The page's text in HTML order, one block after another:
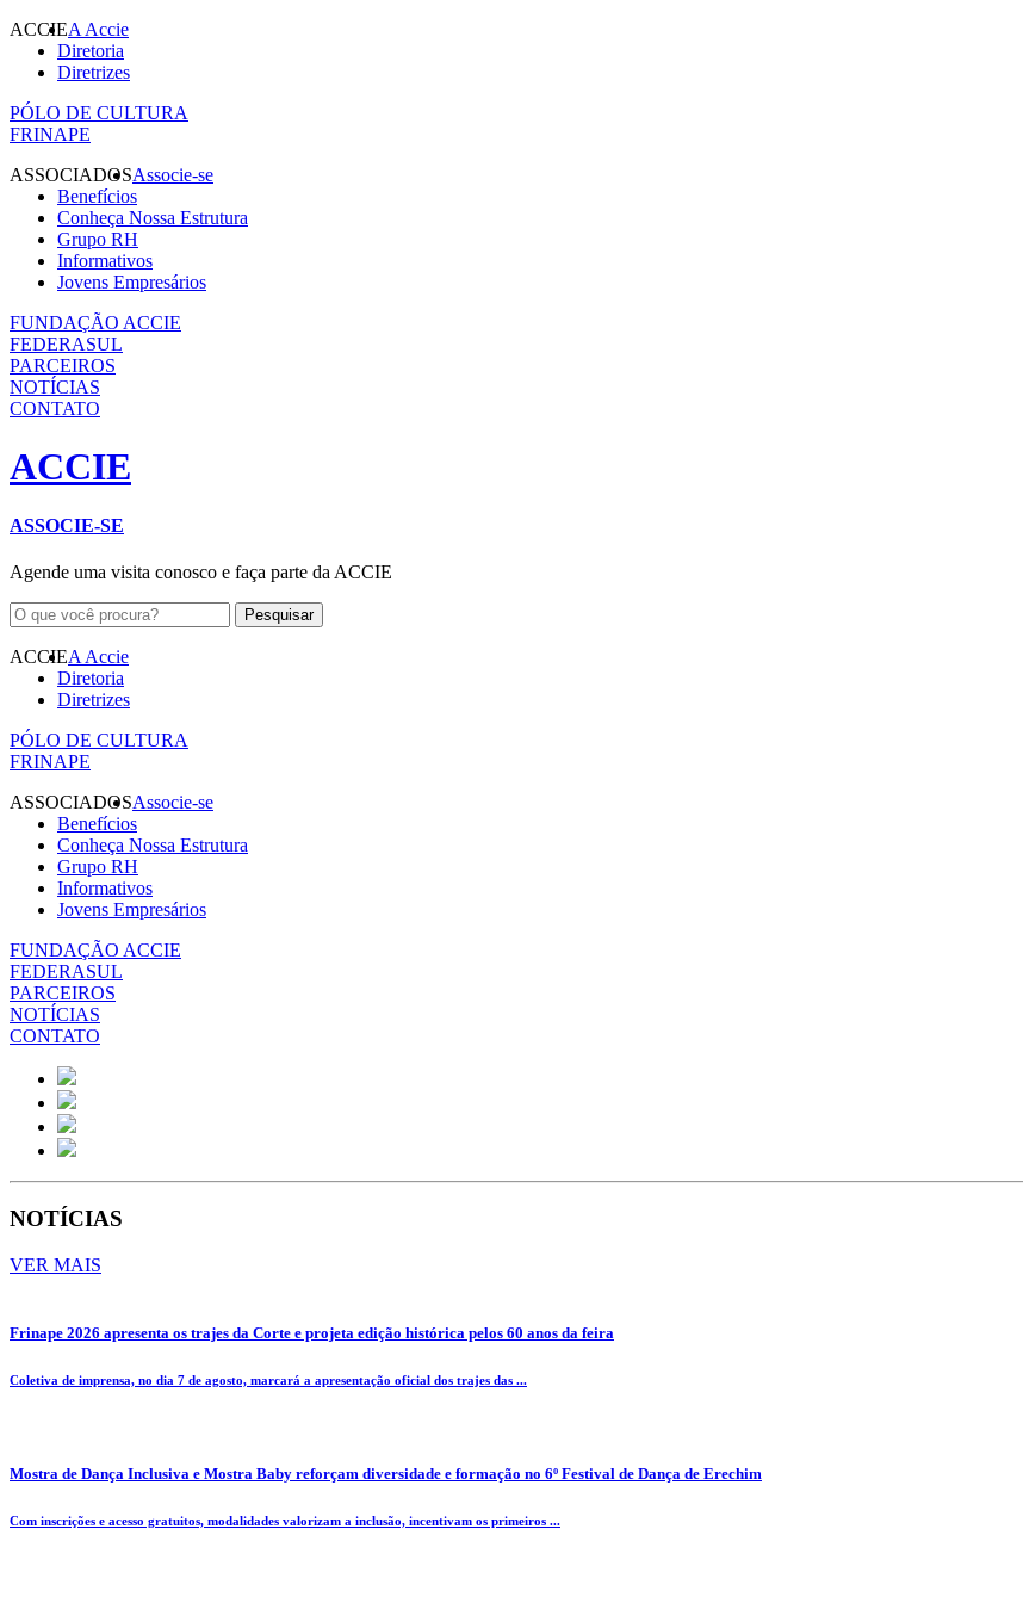
ACCIEA Accie
Diretoria
Diretrizes
PÓLO DE CULTURA
FRINAPE
ASSOCIADOSAssocie-se
Benefícios
Conheça Nossa Estrutura
Grupo RH
Informativos
Jovens Empresários
FUNDAÇÃO ACCIE
FEDERASUL
PARCEIROS
NOTÍCIAS
CONTATO
ACCIE
ASSOCIE-SE
Agende uma visita conosco e faça parte da ACCIE
ACCIEA Accie
Diretoria
Diretrizes
PÓLO DE CULTURA
FRINAPE
ASSOCIADOSAssocie-se
Benefícios
Conheça Nossa Estrutura
Grupo RH
Informativos
Jovens Empresários
FUNDAÇÃO ACCIE
FEDERASUL
PARCEIROS
NOTÍCIAS
CONTATO
NOTÍCIAS
VER MAIS
Frinape 2026 apresenta os trajes da Corte e projeta edição histórica pelos 60 anos da feira
Coletiva de imprensa, no dia 7 de agosto, marcará a apresentação oficial dos trajes das ...
Mostra de Dança Inclusiva e Mostra Baby reforçam diversidade e formação no 6º Festival de Dança de Erechim
Com inscrições e acesso gratuitos, modalidades valorizam a inclusão, incentivam os primeiros ...